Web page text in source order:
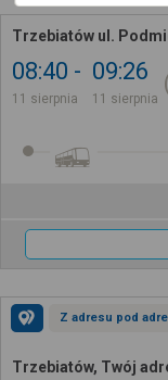
Trzebiatów ul.
08:40
11 sierpnia
09:26
11 sierpnia
Z adresu pod
Trzebiatów, Twój